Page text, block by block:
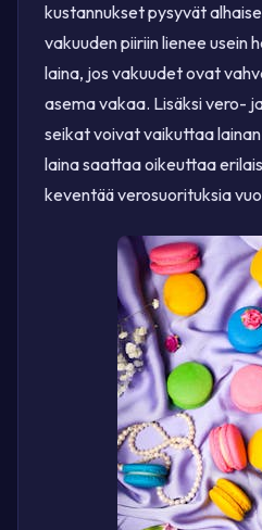
kustannukset pysyvät
vakuuden piiriin lienee usein
laina, jos vakuudet ovat
asema vakaa. Lisäksi vero-
seikat voivat vaikuttaa
laina saattaa oikeuttaa
keventää verosuorituksia